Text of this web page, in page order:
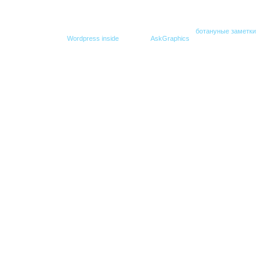
ботануные заметки
Wordpress inside AskGraphics